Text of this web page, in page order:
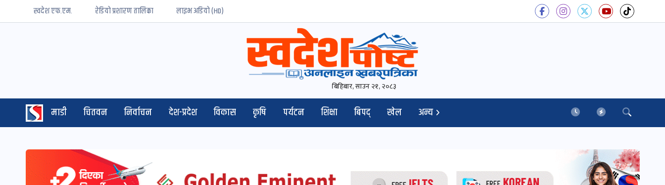
स्वदेश एफ.एम. रेडियो प्रशारण तालिका लाइभ अडियो (HD)
बिहिबार, साउन २१, २०८३
माडी चितवन निर्वाचन देश-प्रदेश विकास कृषि पर्यटन शिक्षा बिपद् खेल अन्य